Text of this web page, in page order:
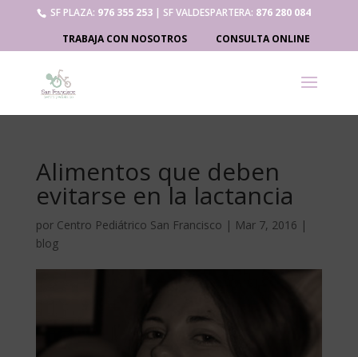
SF PLAZA: 976 355 253| SF VALDESPARTERA: 876 280 084
TRABAJA CON NOSOTROS
CONSULTA ONLINE
Alimentos que deben
evitarse en la lactancia
por Centro Pediátrico San Francisco | Mar 7, 2016 |
blog